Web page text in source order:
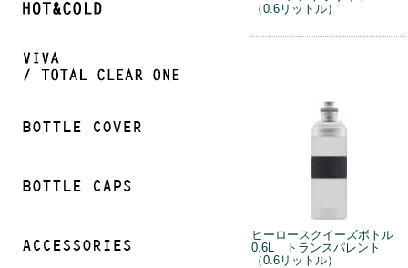
（0.6リットル）
ヒーロースクイーズボトル
0.6L トランスパレント
（0.6リットル）